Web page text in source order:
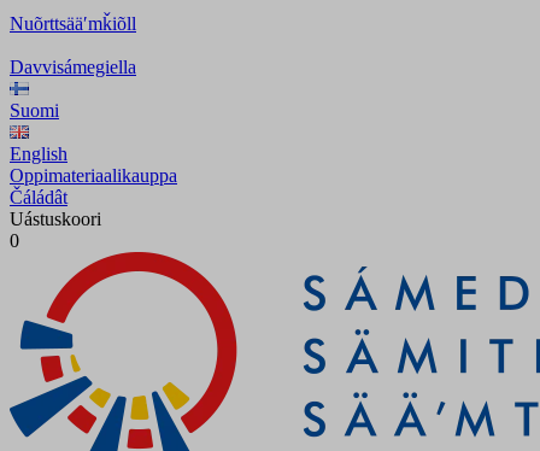
Nuõrttsääʹmǩiõll
Davvisámegiella
Suomi
English
Oppimateriaalikauppa
Čáládât
Uástuskoori
0